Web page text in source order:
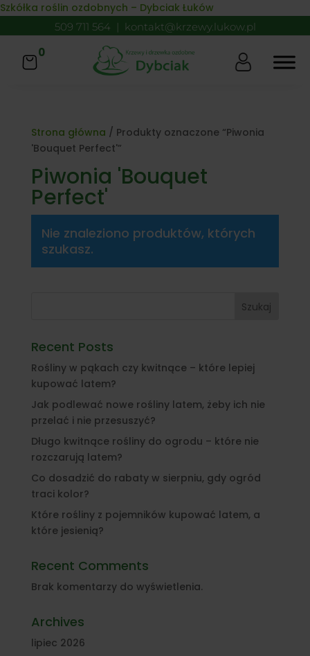
Skip to content
Szkółka roślin ozdobnych – Dybciak Łuków
509 711 564 | kontakt@krzewy.lukow.pl
0
Strona główna / Produkty oznaczone “Piwonia
'Bouquet Perfect'”
Piwonia 'Bouquet
Perfect'
Nie znaleziono produktów, których
szukasz.
Szukaj
Recent Posts
Rośliny w pąkach czy kwitnące – które lepiej
kupować latem?
Jak podlewać nowe rośliny latem, żeby ich nie
przelać i nie przesuszyć?
Długo kwitnące rośliny do ogrodu – które nie
rozczarują latem?
Co dosadzić do rabaty w sierpniu, gdy ogród
traci kolor?
Które rośliny z pojemników kupować latem, a
które jesienią?
Recent Comments
Brak komentarzy do wyświetlenia.
Archives
lipiec 2026